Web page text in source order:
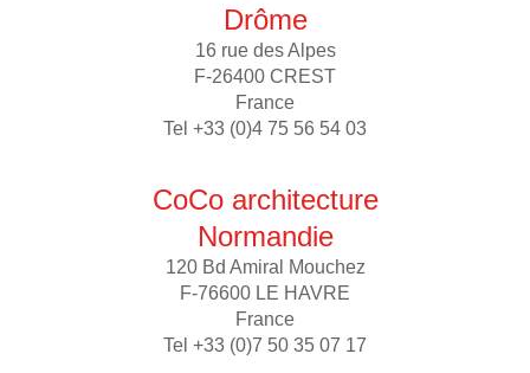
Drôme
16 rue des Alpes
F-26400 CREST
France
Tel +33 (0)4 75 56 54 03
CoCo architecture
Normandie
120 Bd Amiral Mouchez
F-76600 LE HAVRE
France
Tel +33 (0)7 50 35 07 17